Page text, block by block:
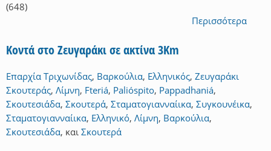
(648)
Περισσότερα
Κοντά στο Ζευγαράκι σε ακτίνα 3Km
Επαρχία Τριχωνίδας, Βαρκούλια, Ελληνικός, Ζευγαράκι
Σκουτεράς, Λίμνη, Fteriá, Palióspito, Pappadhaniá,
Σκουτεσιάδα, Σκουτερά, Σταματογιανναίικα, Συγκουνέικα,
Σταματογιανναίικα, Ελληνικό, Λίμνη, Βαρκούλια,
Σκουτεσιάδα, και Σκουτερά